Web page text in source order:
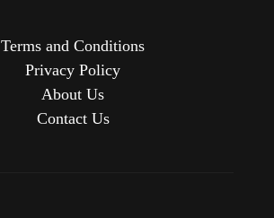
Terms and Conditions
Privacy Policy
About Us
Contact Us